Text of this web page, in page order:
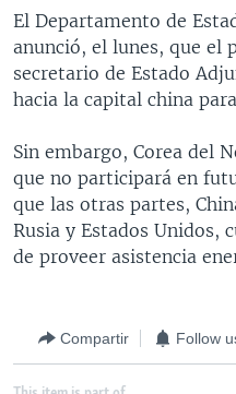
DEPORTES
CIENCIA Y SALUD
AUDIOS
FORO INTERAMERICANO
VISIÓN 360
PANORAMA
AVANCE INFORMATIVO
AUDIONOTICIAS
ESTADOS UNIDOS AL DÍA
EL MUNDO AL DÍA [RADIO]
FORO [RADIO]
DIRECT
DOCUMENTALES DE LA VOA
SÍGANOS
El Departamento de
anunció, el lunes, que el
secretario de Estado
hacia la capital china
Sin embargo, Corea del
que no participará en
que las otras partes,
Rusia y Estados Unidos,
de proveer asistencia
Compartir Follow